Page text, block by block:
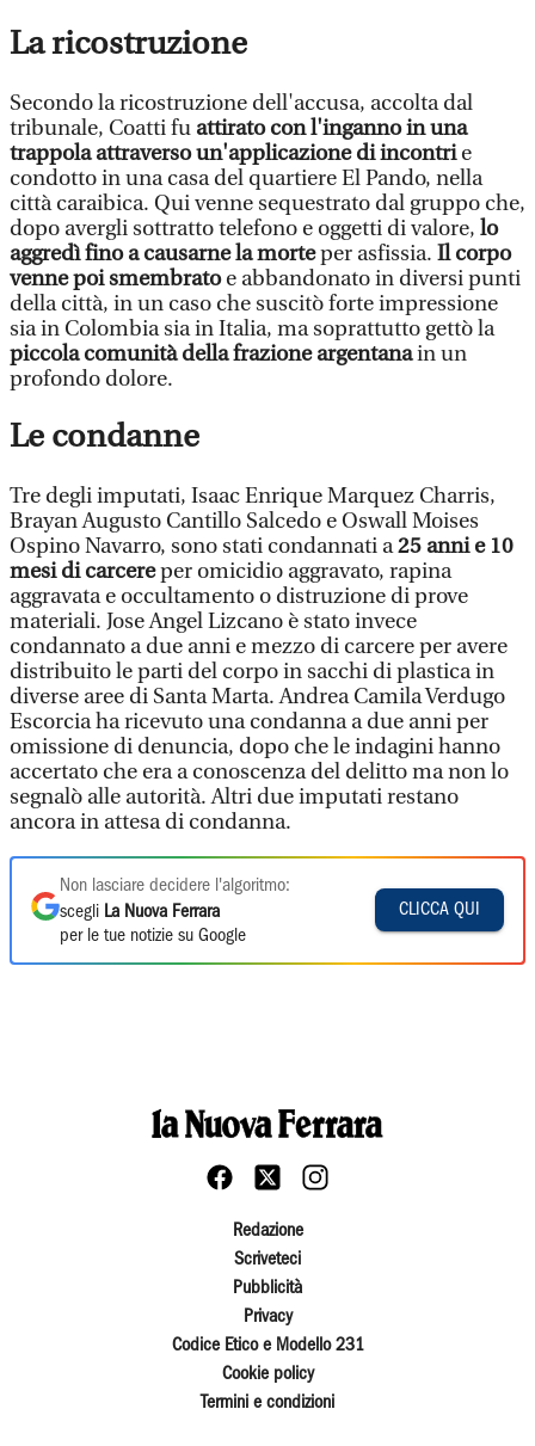
La ricostruzione
Secondo la ricostruzione dell'accusa, accolta dal
tribunale, Coatti fu attirato con l'inganno in una
trappola attraverso un'applicazione di incontrie
condotto in una casa del quartiere El Pando, nella
città caraibica. Qui venne sequestrato dal gruppo che,
dopo avergli sottratto telefono e oggetti di valore, lo
aggredì fino a causarne la morteper asfissia. Il corpo
venne poi smembratoe abbandonato in diversi punti
della città, in un caso che suscitò forte impressione
sia in Colombia sia in Italia, ma soprattutto gettò la
piccola comunità della frazione argentanain un
profondo dolore.
Le condanne
Tre degli imputati, Isaac Enrique Marquez Charris,
Brayan Augusto Cantillo Salcedo e Oswall Moises
Ospino Navarro, sono stati condannati a25 anni e 10
mesi di carcereper omicidio aggravato, rapina
aggravata e occultamento o distruzione di prove
materiali. Jose Angel Lizcano è stato invece
condannato a due anni e mezzo di carcere per avere
distribuito le parti del corpo in sacchi di plastica in
diverse aree di Santa Marta. Andrea Camila Verdugo
Escorcia ha ricevuto una condanna a due anni per
omissione di denuncia, dopo che le indagini hanno
accertato che era a conoscenza del delitto ma non lo
segnalò alle autorità. Altri due imputati restano
ancora in attesa di condanna.
Non lasciare decidere l'algoritmo:
scegli La Nuova Ferrara
per le tue notizie su Google
CLICCA QUI
Redazione
Scriveteci
Pubblicità
Privacy
Codice Etico e Modello 231
Cookie policy
Termini e condizioni